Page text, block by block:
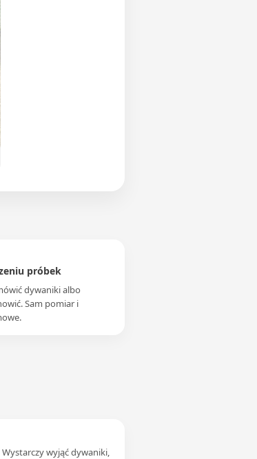
próbek
dywaniki albo
Sam pomiar i
Wystarczy wyjąć dywaniki,